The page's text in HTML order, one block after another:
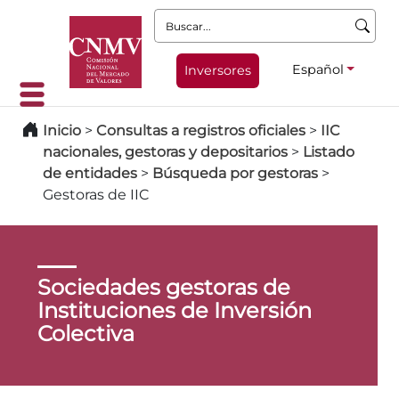
Buscar:
Inversores Español
Inicio > Consultas a registros oficiales > IIC
nacionales, gestoras y depositarios > Listado
de entidades > Búsqueda por gestoras >
Gestoras de IIC
Sociedades gestoras de
Instituciones de Inversión
Colectiva